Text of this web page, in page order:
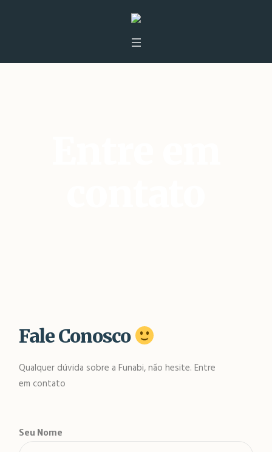
Fale Conosco
Qualquer dúvida sobre a Funabi, não hesite. Entre
em contato
Seu Nome